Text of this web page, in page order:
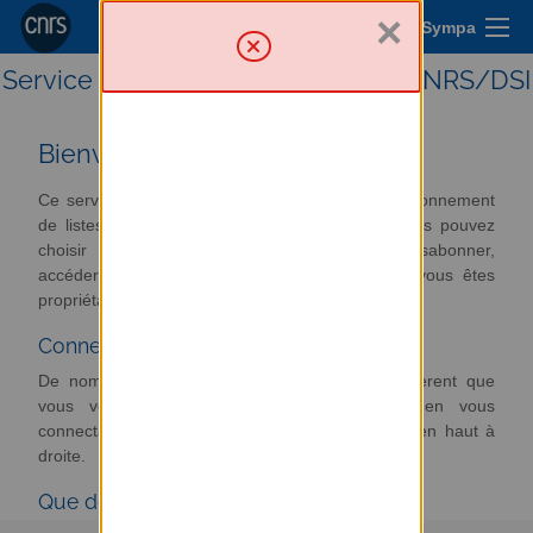
Menu Sympa
Service de listes de diffusion par CNRS/DSI
Bienvenue
Ce serveur vous propose un accès à votre environnement
de listes de diffusion. A partir de cette page vous pouvez
choisir vos options d'abonnement, vous désabonner,
accéder aux archives ou gérer les listes dont vous êtes
propriétaire, etc.
Connexion
De nombreuses fonctionnalités de Sympa requièrent que
vous vous authentifiiez auprès du système en vous
connectant, par le biais du formulaire du menu en haut à
droite.
Que désirez-vous faire ?
×